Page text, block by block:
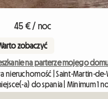
45 € / noc
zobaczyć
na parterze mojego
nieruchomość | Saint-Martin-
a) do spania | Minimum 1